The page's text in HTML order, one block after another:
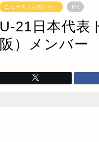
ニュース（お知らせ） PR
U-21日本代表
阪）メンバー